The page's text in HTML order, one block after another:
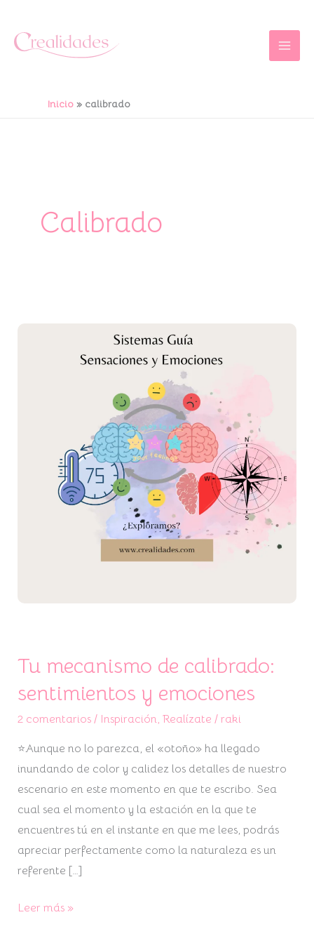
contenido
Inicio calibrado
Calibrado
Tu mecanismo de calibrado:
sentimientos y emociones
2 comentarios / Inspiración, Realízate / raki
⭐Aunque no lo parezca, el «otoño» ha llegado
inundando de color y calidez los detalles de nuestro
escenario en este momento en que te escribo. Sea
cual sea el momento y la estación en la que te
encuentres tú en el instante en que me lees, podrás
apreciar perfectamente como la naturaleza es un
referente […]
Leer más »